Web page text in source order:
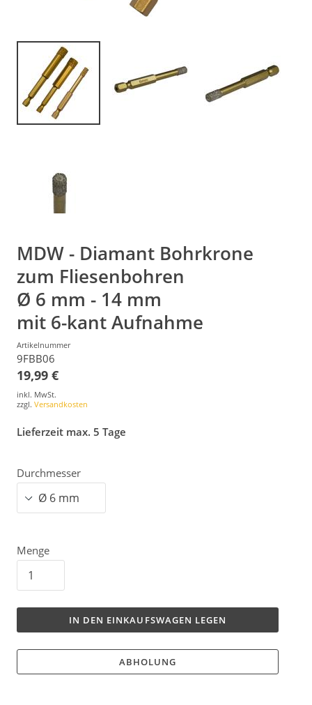
MDW - Diamant Bohrkrone
zum Fliesenbohren
Ø 6 mm - 14 mm
mit 6-kant Aufnahme
Artikelnummer
9FBB06
19,99 €
inkl. MwSt.
zzgl. Versandkosten
Lieferzeit max. 5 Tage
Durchmesser
Menge
IN DEN EINKAUFSWAGEN LEGEN
ABHOLUNG